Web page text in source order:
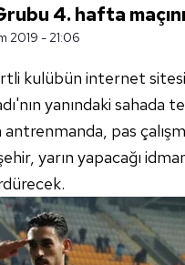
4. hafta
2019 - 21:06
kulübün internet
yanındaki
pas
yarın yapacağı